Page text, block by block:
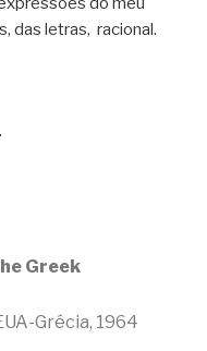
das letras, racional.
Greek
Grécia, 1964